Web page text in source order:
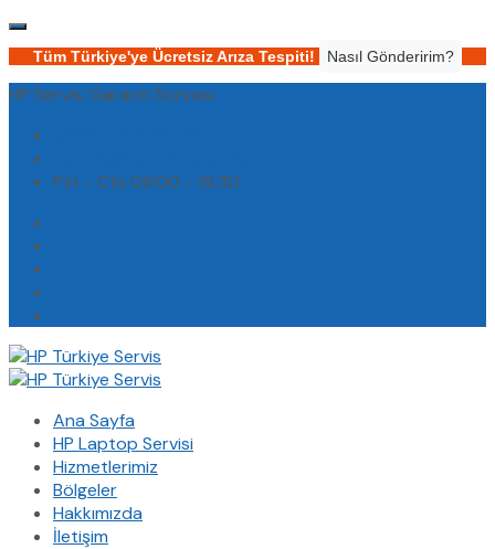
Tüm Türkiye'ye Ücretsiz Arıza Tespiti! Nasıl Gönderirim?
HP Servis, Garanti Sonrası
Pzt - Cts 09.00 - 19.30
Ana Sayfa
HP Laptop Servisi
Hizmetlerimiz
Bölgeler
Hakkımızda
İletişim